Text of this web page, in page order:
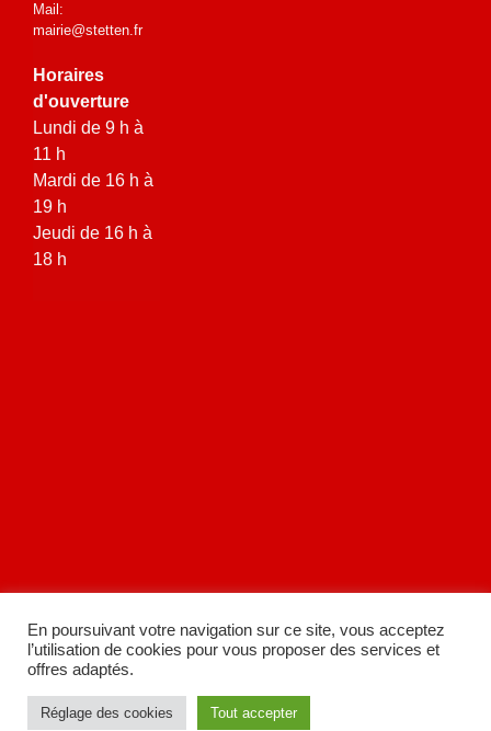
Mail:
mairie@stetten.fr
Horaires
d'ouverture
Lundi de 9 h à
11 h
Mardi de 16 h à
19 h
Jeudi de 16 h à
18 h
SiteOriginTheme
En poursuivant votre navigation sur ce site, vous acceptez
l’utilisation de cookies pour vous proposer des services et
offres adaptés.
Réglage des cookies Tout accepter